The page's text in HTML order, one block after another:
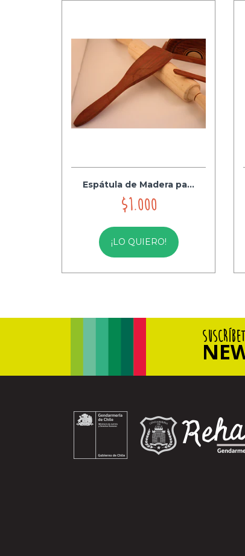
Espátula de Madera pa...
$1.000
¡LO QUIERO!